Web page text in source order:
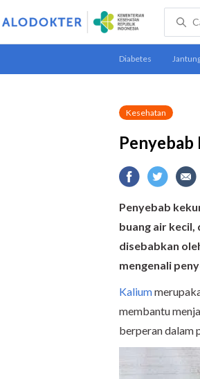
Kesehatan
Penyebab
Penyebab
buang air kecil,
disebabkan
mengenali
Kalium
membantu
berperan dalam